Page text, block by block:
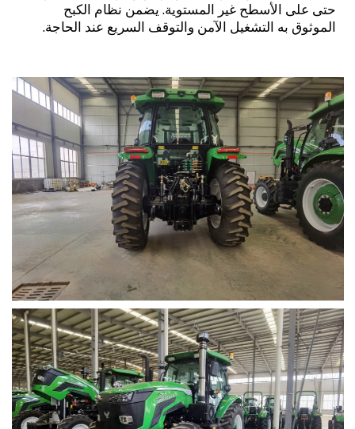
الموثوق به التشغيل الآمن والتوقف السريع عند الحاجة.